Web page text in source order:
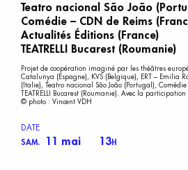
Teatro nacional São João
Comédie – CDN de Reims
Actualités Éditions (France)
TEATRELLI Bucarest (Roumanie)
Projet de coopération imaginé par les théâtres
Catalunya (Espagne), KVS (Belgique), ERT – Emilia
(Italie), Teatro nacional São João (Portugal), Comédie
TEATRELLI Bucarest (Roumanie). Avec la
© photo : Vincent VDH
DATE
SAM.
11 mai 13H